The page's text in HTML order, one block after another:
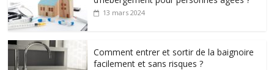
13 mars 2024
Comment entrer et sortir de la baignoire
facilement et sans risques ?